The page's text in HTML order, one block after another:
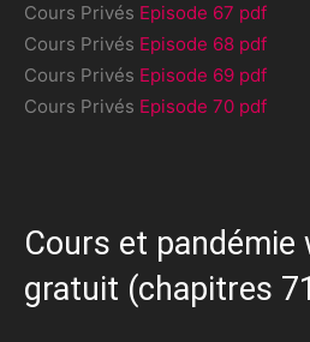
Cours Privés Episode 67 pdf
Cours Privés Episode 68 pdf
Cours Privés Episode 69 pdf
Cours Privés Episode 70 pdf
Cours et pandémie
gratuit (chapitres